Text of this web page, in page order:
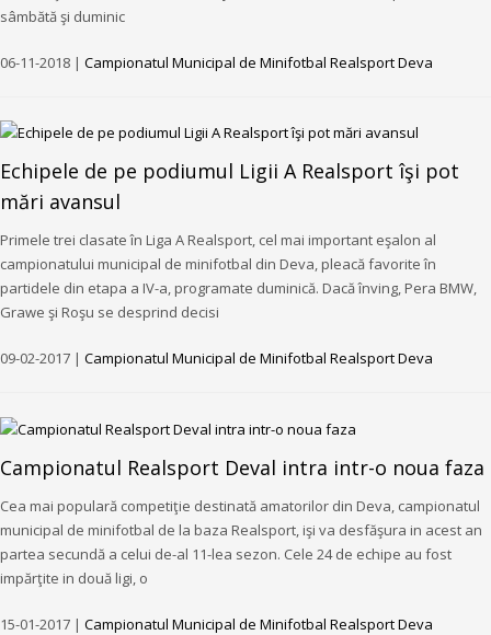
sâmbătă şi duminic
06-11-2018 | Campionatul Municipal de Minifotbal Realsport Deva
Echipele de pe podiumul Ligii A Realsport îşi pot
mări avansul
Primele trei clasate în Liga A Realsport, cel mai important eşalon al
campionatului municipal de minifotbal din Deva, pleacă favorite în
partidele din etapa a IV-a, programate duminică. Dacă înving, Pera BMW,
Grawe şi Roşu se desprind decisi
09-02-2017 | Campionatul Municipal de Minifotbal Realsport Deva
Campionatul Realsport Deval intra intr-o noua faza
Cea mai populară competiţie destinată amatorilor din Deva, campionatul
municipal de minifotbal de la baza Realsport, işi va desfăşura in acest an
partea secundă a celui de-al 11-lea sezon. Cele 24 de echipe au fost
impărţite in două ligi, o
15-01-2017 | Campionatul Municipal de Minifotbal Realsport Deva